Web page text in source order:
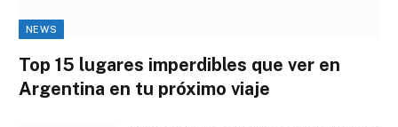
NEWS
Top 15 lugares imperdibles que ver en
Argentina en tu próximo viaje